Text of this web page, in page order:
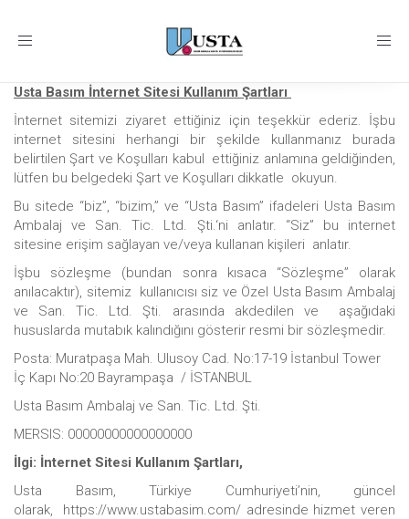
Toggle
Usta Basım İnternet Sitesi Kullanım Şartları
İnternet sitemizi ziyaret ettiğiniz için teşekkür ederiz. İşbu
internet sitesini herhangi bir şekilde kullanmanız burada
belirtilen Şart ve Koşulları kabul ettiğiniz anlamına geldiğinden,
lütfen bu belgedeki Şart ve Koşulları dikkatle okuyun.
Bu sitede “biz”, “bizim,” ve “Usta Basım” ifadeleri Usta Basım
Ambalaj ve San. Tic. Ltd. Şti.‘ni anlatır. “Siz” bu internet
sitesine erişim sağlayan ve/veya kullanan kişileri anlatır.
İşbu sözleşme (bundan sonra kısaca “Sözleşme” olarak
anılacaktır), sitemiz kullanıcısı siz ve Özel Usta Basım Ambalaj
ve San. Tic. Ltd. Şti. arasında akdedilen ve aşağıdaki
hususlarda mutabık kalındığını gösterir resmi bir sözleşmedir.
Posta: Muratpaşa Mah. Ulusoy Cad. No:17-19 İstanbul Tower
İç Kapı No:20 Bayrampaşa / İSTANBUL
Usta Basım Ambalaj ve San. Tic. Ltd. Şti.
MERSIS: 00000000000000000
İlgi: İnternet Sitesi Kullanım Şartları,
Usta Basım, Türkiye Cumhuriyeti’nin, güncel
olarak, https://www.ustabasim.com/ adresinde hizmet veren